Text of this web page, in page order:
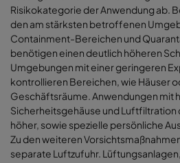
Risikokategorie der Anwendung ab.
den am stärksten betroffenen
Containment-Bereichen und
benötigen einen deutlich höheren
Umgebungen mit einer geringeren
kontrollieren Bereichen, wie Häuser
Geschäftsräume. Anwendungen mit
Sicherheitsgehäuse und Luftfiltration
höher, sowie spezielle persönliche
Zu den weiteren
separate Luftzufuhr.